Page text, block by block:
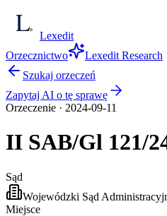
Lexedit
Orzecznictwo
Lexedit Research
Szukaj orzeczeń
Zapytaj AI o tę sprawę
Orzeczenie · 2024-09-11
II SAB/Gl 121/
Sąd
Wojewódzki Sąd
Miejsce